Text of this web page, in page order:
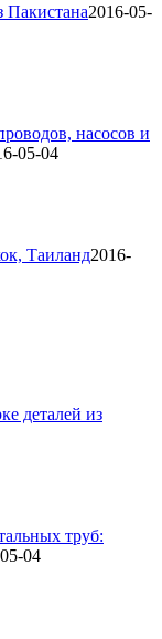
Пакистана2016-05-
насосов и
05-04
Таиланд2016-
деталей из
труб:
04